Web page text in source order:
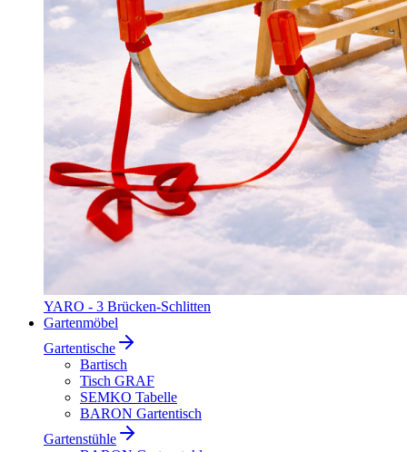
YARO - 3 Brücken-Schlitten
Gartenmöbel
Gartentische
Bartisch
Tisch GRAF
SEMKO Tabelle
BARON Gartentisch
Gartenstühle